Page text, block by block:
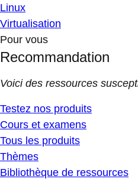
Linux
Virtualisation
Pour vous
Recommandation
Voici des ressources
Testez nos produits
Cours et examens
Tous les produits
Thèmes
Bibliothèque de ressources